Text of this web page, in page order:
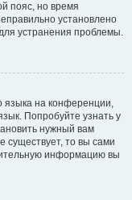
пояс, но время
установлено
устранения проблемы.
языка на конференции,
Попробуйте узнать у
нужный вам
существует, то вы сами
информацию вы